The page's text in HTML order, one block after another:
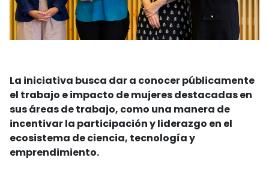
La iniciativa busca dar a conocer públicamente
el trabajo e impacto de mujeres destacadas en
sus áreas de trabajo, como una manera de
incentivar la participación y liderazgo en el
ecosistema de ciencia, tecnología y
emprendimiento.